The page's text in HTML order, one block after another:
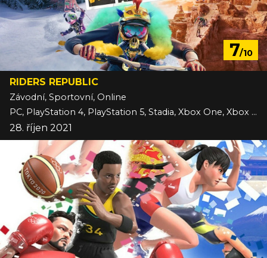
7/10
RIDERS REPUBLIC
Závodní, Sportovní, Online
PC, PlayStation 4, PlayStation 5, Stadia, Xbox One, Xbox Series
28. říjen 2021